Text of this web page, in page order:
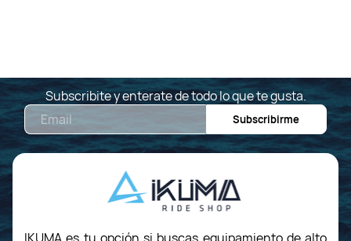
Subscribite y enterate de todo lo que te gusta.
Subscribirme